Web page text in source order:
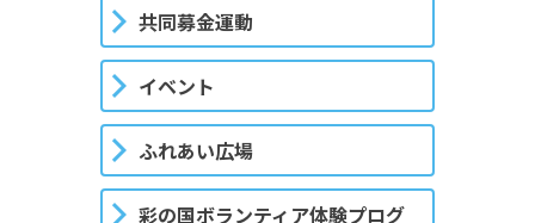
共同募金運動
イベント
ふれあい広場
彩の国ボランティア体験プログ